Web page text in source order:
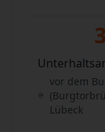
vor dem
Lübeck